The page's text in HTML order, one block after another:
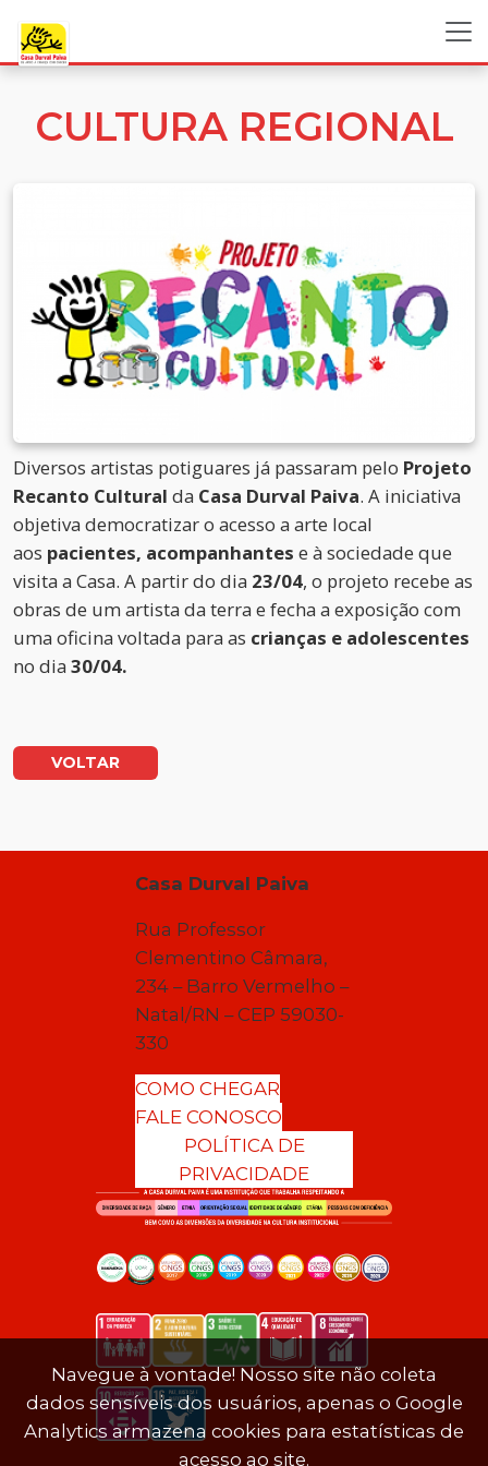
CULTURA REGIONAL
Diversos artistas potiguares já passaram pelo Projeto
Recanto Cultural da Casa Durval Paiva. A iniciativa
objetiva democratizar o acesso a arte local
aos pacientes, acompanhantes e à sociedade que
visita a Casa. A partir do dia 23/04, o projeto recebe as
obras de um artista da terra e fecha a exposição com
uma oficina voltada para as crianças e adolescentes
no dia 30/04.
VOLTAR
Casa Durval Paiva
Rua Professor
Clementino Câmara,
234 – Barro Vermelho –
Natal/RN – CEP 59030-
330
COMO CHEGAR
FALE CONOSCO
POLÍTICA DE
PRIVACIDADE
Navegue à vontade! Nosso site não coleta
dados sensíveis dos usuários, apenas o Google
Analytics armazena cookies para estatísticas de
acesso ao site.